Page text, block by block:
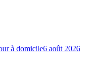
à domicile6 août 2026